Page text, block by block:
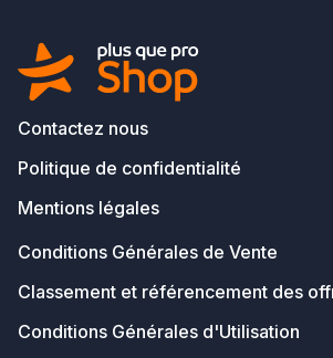
Contactez nous
Politique de confidentialité
Mentions légales
Conditions Générales de Vente
Classement et référencement des
Conditions Générales d'Utilisation